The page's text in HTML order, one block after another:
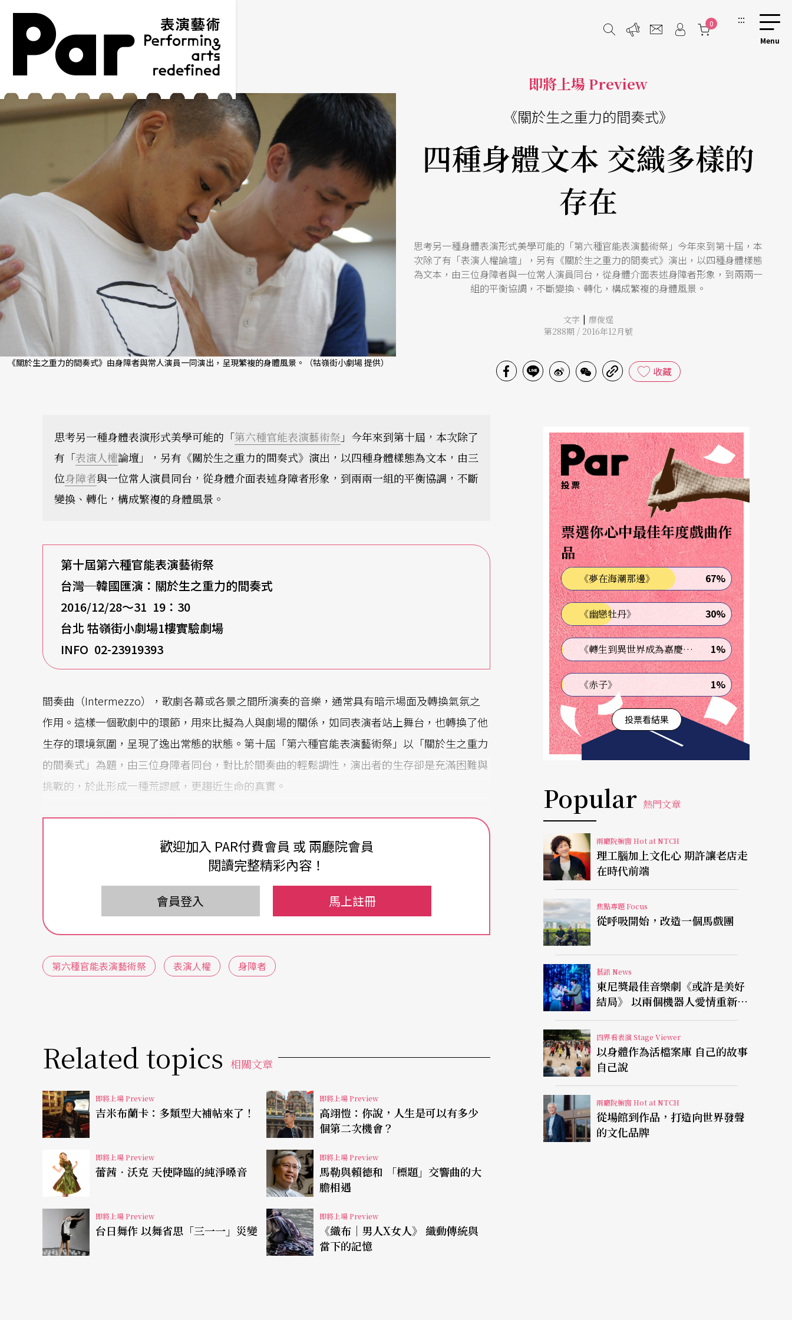
跳到主要內容區塊
網站導覽
0 :::
《關於生之重力的間奏式》由身障者與常人演員一同演出，呈現繁複的身體風景。（牯嶺街小劇場 提供）
即將上場 Preview
《關於生之重力的間奏式》
四種身體文本 交織多樣的
存在
思考另一種身體表演形式美學可能的「第六種官能表演藝術祭」今年來到第十屆，本
次除了有「表演人權論壇」，另有《關於生之重力的間奏式》演出，以四種身體樣態
為文本，由三位身障者與一位常人演員同台，從身體介面表述身障者形象，到兩兩一
組的平衡協調，不斷變換、轉化，構成繁複的身體風景。
文字 | 廖俊逞
第288期 / 2016年12月號
收藏
思考另一種身體表演形式美學可能的「第六種官能表演藝術祭 」今年來到第十屆，本次除了
有「表演人權論壇」，另有《關於生之重力的間奏式》演出，以四種身體樣態為文本，由三
位身障者與一位常人演員同台，從身體介面表述身障者形象，到兩兩一組的平衡協調，不斷
變換、轉化，構成繁複的身體風景。
第十屆第六種官能表演藝術祭
台灣─韓國匯演：關於生之重力的間奏式
2016/12/28～31 19：30
台北 牯嶺街小劇場1樓實驗劇場
INFO 02-23919393
間奏曲（Intermezzo），歌劇各幕或各景之間所演奏的音樂，通常具有暗示場面及轉換氣氛之
作用。這樣一個歌劇中的環節，用來比擬為人與劇場的關係，如同表演者站上舞台，也轉換了他
生存的環境氛圍，呈現了逸出常態的狀態。第十屆「第六種官能表演藝術祭」以「關於生之重力
的間奏式」為題，由三位身障者同台，對比於間奏曲的輕鬆調性，演出者的生存卻是充滿困難與
挑戰的，於此形成一種荒謬感，更趨近生命的真實。
四種身體樣態 構織繁複風景
「第六種官能表演藝術祭」創立於二○○一年，從「表演者與工作者在此場合呈現出正常的五種
官能之外的另類動作語彙」的發想，逐步發展為一個獨特的藝術節樣貌。其機制與脈絡，不僅在
以弱勢、身心障礙者的表演，改變一般人對障礙身體不能自主活動的刻板印象，同時也從中累
積、思考另一種身體表演形式的美學可能。今年的演出由台灣與韓國共製，逐步實現「表演人
權」理念的初衷，打開亞洲城市連結交流的新頁。
《關於生之重力的間奏式》將以四種身體樣態為文本——腦性麻痺而無法自主肢體靜制的姜聲
音場，鋼琴手黃柔閩創作即興音樂介入，讓音樂與音樂、身體與音樂之間，現場交互對話。
探討表演人權 多樣活動交流
演出之外，也已在十一月下旬舉辦「表演人權論壇」，聚集來自韓國、香港、澳門等地與台灣的
表演藝術、紀錄片、醫學、社會工作等領域的工作者與研究者，採「座談—放映—演出」相互觀
照的結構，針對諸多議題探討：「弱勢族群／社群為什麼要表演？如何表演？對於當前表演藝術
的發展趨勢，他們的表演是什麼？有著什麼意義？」論壇不只聚焦身心障礙者表演藝術潛能的啟
發與表現，並就各社群或個體間較廣義的「文化表現」，進行思考與交流。
歡迎加入 PAR付費會員 或 兩廳院會員
閱讀完整精彩內容！
會員登入 馬上註冊
第六種官能表演藝術祭 表演人權 身障者
Related topics 相關文章
即將上場 Preview
吉米布蘭卡：多類型大補帖來了！
即將上場 Preview
高翊愷：你說，人生是可以有多少
個第二次機會？
即將上場 Preview
蕾茜．沃克 天使降臨的純淨嗓音
即將上場 Preview
馬勒與賴德和 「標題」交響曲的大
膽相遇
即將上場 Preview
台日舞作 以舞省思「三一一」災變
即將上場 Preview
《織布│男人X女人》 織動傳統與
當下的記憶
投票
票選你心中最佳年度戲曲作
品
《夢在海潮那邊》 67%
《幽戀牡丹》 30%
《轉生到異世界成為嘉慶君—發現我的祖先是詐騙集團!?》 1%
《赤子》 1%
投票看結果
Popular 熱門文章
兩廳院櫥窗 Hot at NTCH
理工腦加上文化心 期許讓老店走
在時代前端
焦點專題 Focus
從呼吸開始，改造一個馬戲團
藝訊 News
東尼獎最佳音樂劇《或許是美好
結局》 以兩個機器人愛情重新凝
視有限人生
四界看表演 Stage Viewer
以身體作為活檔案庫 自己的故事
自己說
兩廳院櫥窗 Hot at NTCH
從場館到作品，打造向世界發聲
的文化品牌